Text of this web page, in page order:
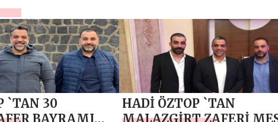
`TAN 30
BAYRAMI
HADİ ÖZTOP `TAN
MALAZGİRT ZAFERİ